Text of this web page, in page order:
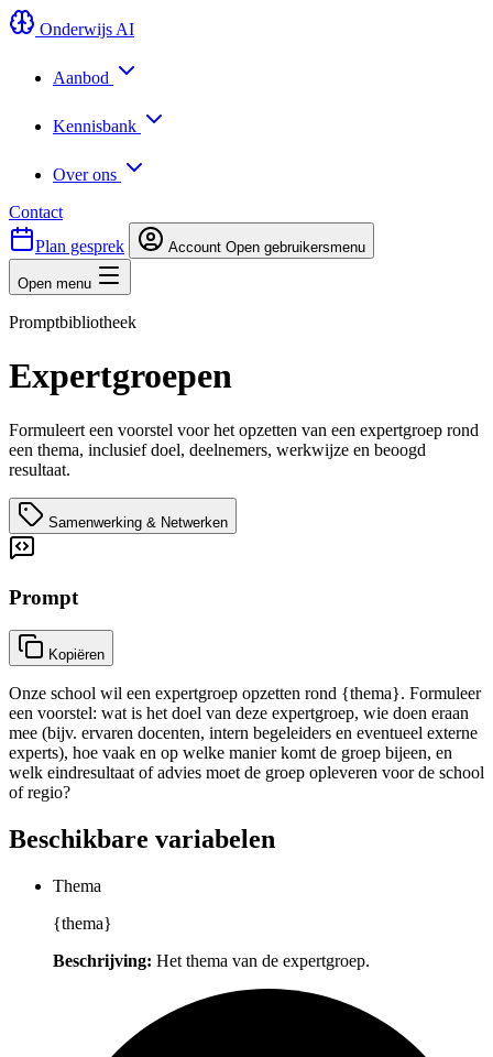
Onderwijs AI
Aanbod
Kennisbank
Over ons
Contact
Plan gesprek
Account Open gebruikersmenu
Open menu
Promptbibliotheek
Expertgroepen
Formuleert een voorstel voor het opzetten van een expertgroep rond
een thema, inclusief doel, deelnemers, werkwijze en beoogd
resultaat.
Samenwerking & Netwerken
Prompt
Kopiëren
Onze school wil een expertgroep opzetten rond {thema}. Formuleer
een voorstel: wat is het doel van deze expertgroep, wie doen eraan
mee (bijv. ervaren docenten, intern begeleiders en eventueel externe
experts), hoe vaak en op welke manier komt de groep bijeen, en
welk eindresultaat of advies moet de groep opleveren voor de school
of regio?
Beschikbare variabelen
Thema
{thema}
Beschrijving: Het thema van de expertgroep.